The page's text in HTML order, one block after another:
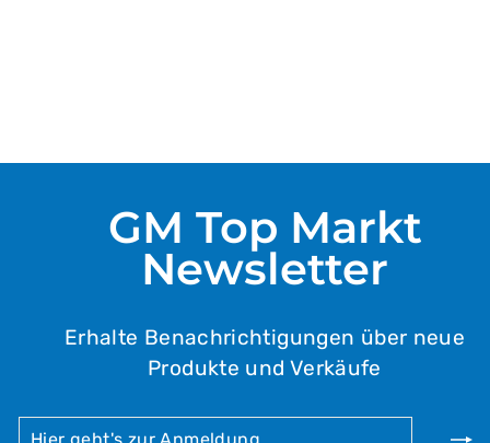
GM Top Markt
Newsletter
Erhalte Benachrichtigungen über neue
Produkte und Verkäufe